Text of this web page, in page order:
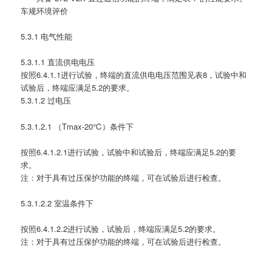
车规环境评价
5.3.1 电气性能
5.3.1.1 直流供电电压
按照6.4.1.1进行试验，终端的直流供电电压范围见表8，试验中和
试验后，终端应满足5.2的要求。
5.3.1.2 过电压
5.3.1.2.1 （Tmax-20℃）条件下
按照6.4.1.2.1进行试验，试验中和试验后，终端应满足5.2的要
求。
注：对于具有过压保护功能的终端，可在试验后进行检查。
5.3.1.2.2 室温条件下
按照6.4.1.2.2进行试验，试验后，终端应满足5.2的要求。
注：对于具有过压保护功能的终端，可在试验后进行检查。